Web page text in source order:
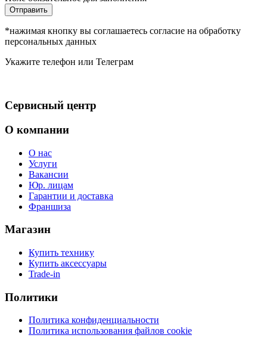
Отправить
*нажимая кнопку вы соглашаетесь согласие на обработку
персональных данных
Укажите телефон или Телеграм
Сервисный центр
О компании
О нас
Услуги
Вакансии
Юр. лицам
Гарантии и доставка
Франшиза
Магазин
Купить технику
Купить аксессуары
Trade-in
Политики
Политика конфиденциальности
Политика использования файлов cookie